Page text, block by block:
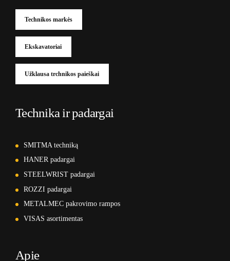
Technikos markės
Ekskavatoriai
Užklausa trchnikos paieškai
Technika ir padargai
SMITMA techniką
HANER padargai
STEELWRIST padargai
ROZZI padargai
METALMEC pakrovimo rampos
VISAS asortimentas
Apie